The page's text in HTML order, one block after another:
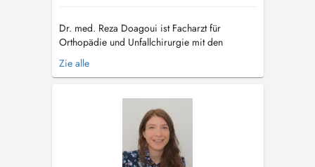
Dr. med. Reza Doagoui ist Facharzt für
Orthopädie und Unfallchirurgie mit den
Zusatzbezeichnungen Sportmedizin, spezielle
Schmerztherapie, Akupunktur, Chirotherapie
Notfällen. Sein Studium absolvierte er an der
Universität Erlangen-Nürnberg in Bayern. Die
Zie alle